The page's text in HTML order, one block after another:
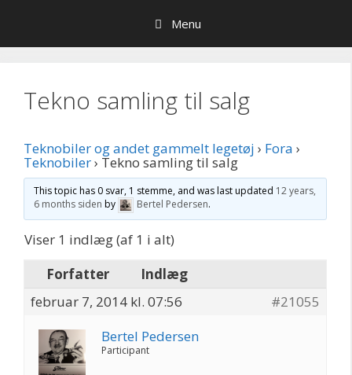
indhold
Menu
Tekno samling til salg
Teknobiler og andet gammelt legetøj › Fora ›
Teknobiler› Tekno samling til salg
This topic has 0 svar, 1 stemme, and was last updated 12 years,
6 months siden by Bertel Pedersen.
Viser 1 indlæg (af 1 i alt)
Forfatter
Indlæg
februar 7, 2014 kl. 07:56
#21055
Bertel Pedersen
Participant